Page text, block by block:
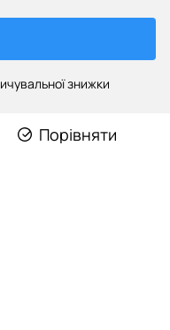
знижки
Порівняти